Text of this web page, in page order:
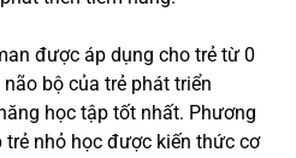
được áp dụng cho trẻ từ 0
bộ của trẻ phát triển
học tập tốt nhất. Phương
nhỏ học được kiến thức cơ